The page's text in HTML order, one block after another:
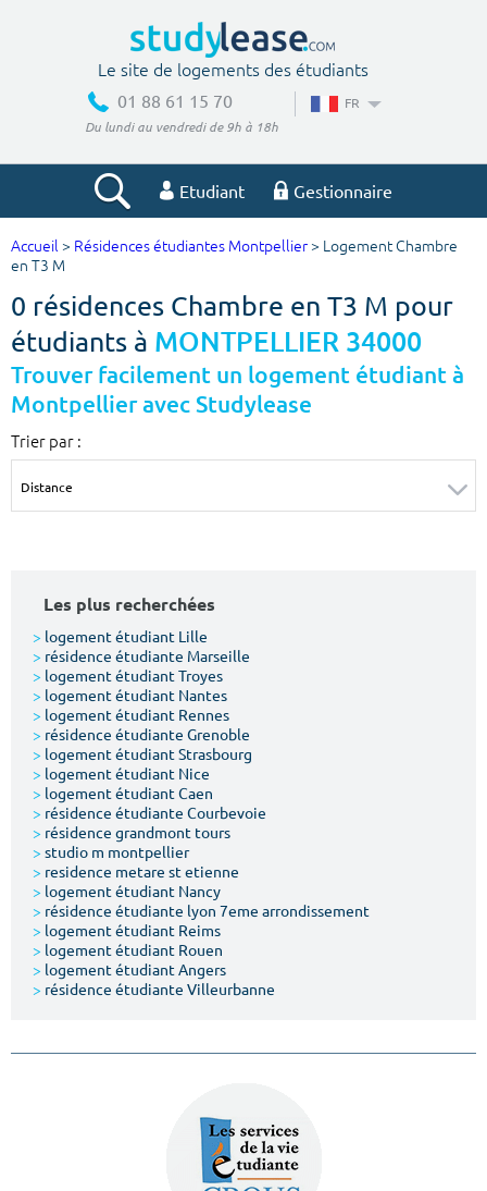
Le site de logements des étudiants
01 88 61 15 70
Du lundi au vendredi de 9h à 18h
FR
Etudiant Gestionnaire
Votre recherche
Ville, école
Budget min
€
Budget max
€
Surface min Surface max
Type de location
Votre date d'entrée
Chercher
Accueil > Résidences étudiantes Montpellier > Logement Chambre
en T3 M
0 résidences Chambre en T3 M pour
étudiants à MONTPELLIER 34000
Trouver facilement un logement étudiant à
Montpellier avec Studylease
Trier par :
Les plus recherchées
> logement étudiant Lille
> résidence étudiante Marseille
> logement étudiant Troyes
> logement étudiant Nantes
> logement étudiant Rennes
> résidence étudiante Grenoble
> logement étudiant Strasbourg
> logement étudiant Nice
> logement étudiant Caen
> résidence étudiante Courbevoie
> résidence grandmont tours
> studio m montpellier
> residence metare st etienne
> logement étudiant Nancy
> résidence étudiante lyon 7eme arrondissement
> logement étudiant Reims
> logement étudiant Rouen
> logement étudiant Angers
> résidence étudiante Villeurbanne